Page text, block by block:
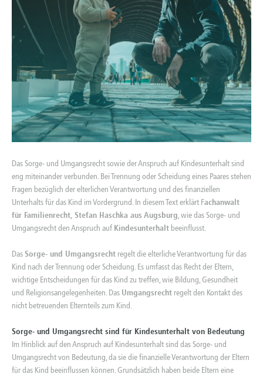
Das Sorge- und Umgangsrecht sowie der Anspruch auf Kindesunterhalt sind
eng miteinander verbunden. Bei Trennung oder Scheidung eines Paares stehen
Fragen bezüglich der elterlichen Verantwortung und des finanziellen
Unterhalts für das Kind im Vordergrund. In diesem Text erklärt Fachanwalt
für Familienrecht, Stefan Haschka aus Augsburg, wie das Sorge- und
Umgangsrecht den Anspruch auf Kindesunterhalt beeinflusst.
DasSorge- und Umgangsrecht regelt die elterliche Verantwortung für das
Kind nach der Trennung oder Scheidung. Es umfasst das Recht der Eltern,
wichtige Entscheidungen für das Kind zu treffen, wie Bildung, Gesundheit
und Religionsangelegenheiten. Das Umgangsrecht regelt den Kontakt des
nicht betreuenden Elternteils zum Kind.
Sorge- und Umgangsrecht sind für Kindesunterhalt von Bedeutung
Im Hinblick auf den Anspruch auf Kindesunterhalt sind das Sorge- und
Umgangsrecht von Bedeutung, da sie die finanzielle Verantwortung der Eltern
für das Kind beeinflussen können. Grundsätzlich haben beide Eltern eine